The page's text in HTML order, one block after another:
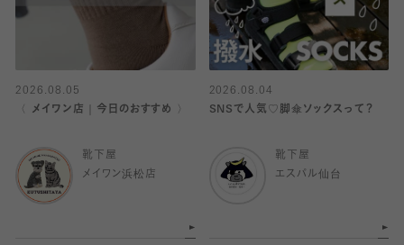
2026.08.05
〈 メイワン店｜今日のおすすめ 〉
靴下屋
メイワン浜松店
2026.08.04
SNSで人気♡脚傘ソックスって？
靴下屋
エスパル仙台